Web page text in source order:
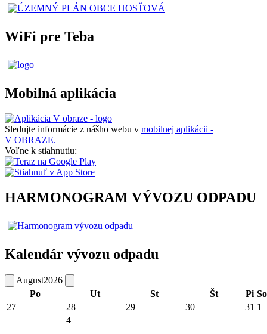
WiFi pre Teba
Mobilná aplikácia
Sledujte informácie z nášho webu v mobilnej aplikácii -
V OBRAZE.
Voľne k stiahnutiu:
HARMONOGRAM VÝVOZU ODPADU
Kalendár vývozu odpadu
August2026
Po
Ut St Št Pi So
27
28 29 30 31 1
4